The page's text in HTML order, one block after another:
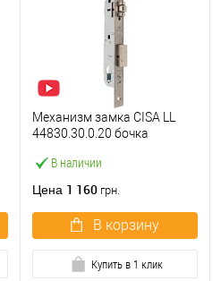
В наличии
Механизм замка CISA LL
44830.30.0.20 бочка
нержавеющая сталь
Цена 1 160 грн.
В корзину
Купить в 1 клик